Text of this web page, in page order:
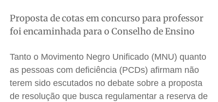
Segurança
Meio Ambiente
Economia
Segurança
Meio Ambiente
Economia
Segurança
Meio Ambiente
Economia
Segurança
Meio Ambiente
Economia
Proposta de cotas em concurso para professor
foi encaminhada para o Conselho de Ensino
Tanto o Movimento Negro Unificado (MNU) quanto
as pessoas com deficiência (PCDs) afirmam não
terem sido escutados no debate sobre a proposta
de resolução que busca regulamentar a reserva de